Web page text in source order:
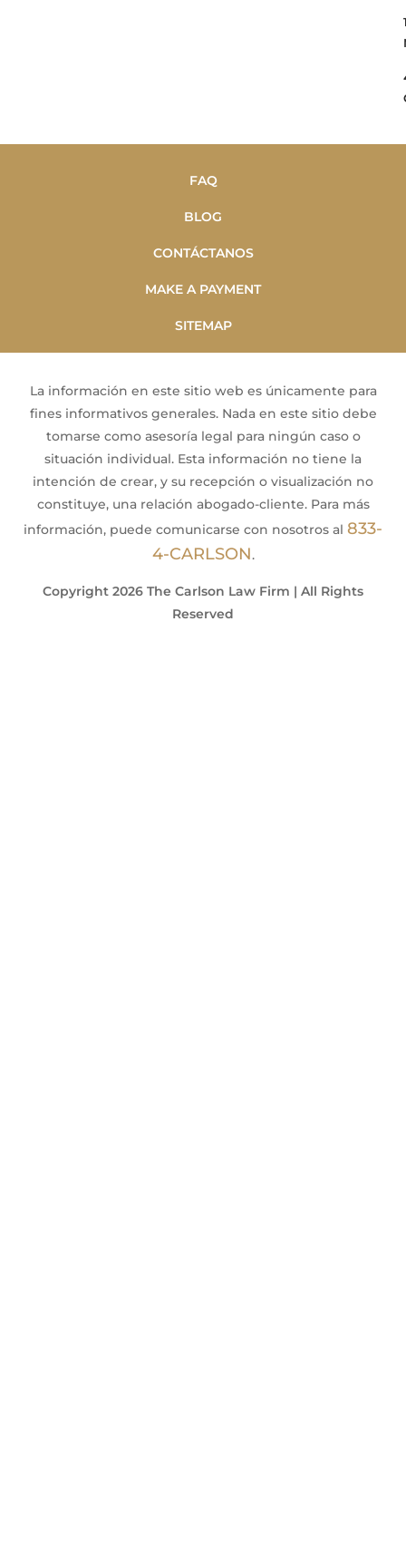
FAQ
BLOG
CONTÁCTANOS
MAKE A PAYMENT
SITEMAP
La información en este sitio web es únicamente para
fines informativos generales. Nada en este sitio debe
tomarse como asesoría legal para ningún caso o
situación individual. Esta información no tiene la
intención de crear, y su recepción o visualización no
constituye, una relación abogado-cliente. Para más
información, puede comunicarse con nosotros al 833-
4-CARLSON.
Copyright 2026 The Carlson Law Firm | All Rights
Reserved